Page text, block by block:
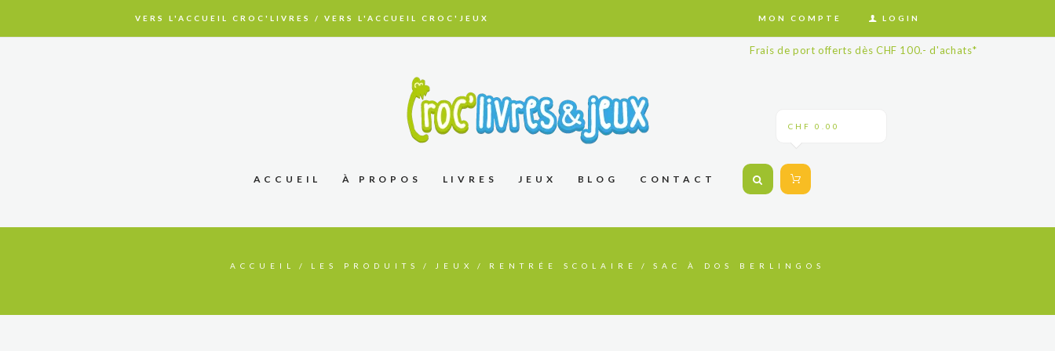
VERS L'ACCUEIL CROC'LIVRES / VERS L'ACCUEIL CROC'JEUX MON COMPTE LOGIN
Frais de port offerts dès CHF 100.- d'achats*
ACCUEIL À PROPOS LIVRES JEUX BLOG CONTACT
CHF 0.00
ACCUEIL LES PRODUITS JEUX RENTRÉE SCOLAIRE SAC À DOS BERLINGOS